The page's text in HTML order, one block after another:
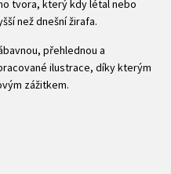
tvora, který kdy létal nebo
než dnešní žirafa.
přehlednou a
ilustrace, díky kterým
zážitkem.